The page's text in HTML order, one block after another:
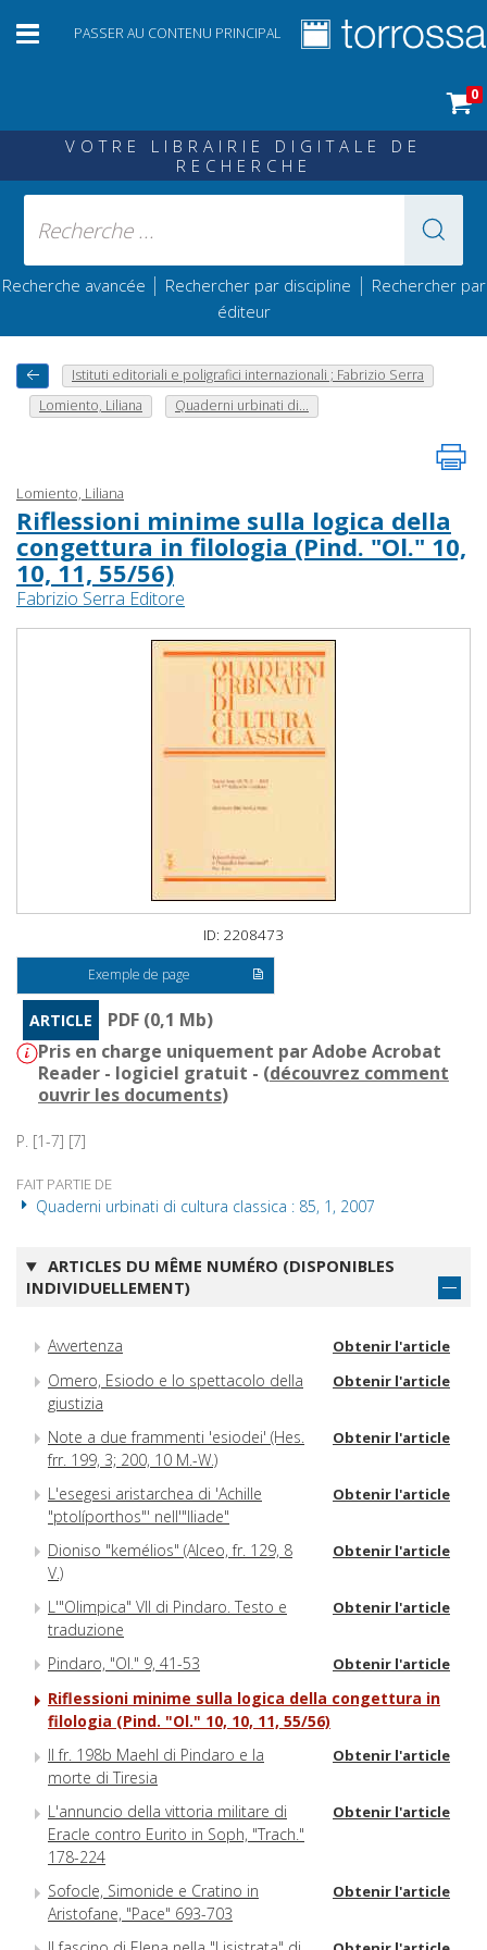
PASSER AU CONTENU PRINCIPAL
0
VOTRE LIBRAIRIE DIGITALE DE
RECHERCHE
Recherche avancée | Rechercher par discipline | Rechercher par
éditeur
Istituti editoriali e poligrafici internazionali ; Fabrizio Serra
Lomiento, Liliana
Quaderni urbinati di...
Lomiento, Liliana
Riflessioni minime sulla logica della
congettura in filologia (Pind. "Ol." 10,
10, 11, 55/56)
Fabrizio Serra Editore
ID: 2208473
Exemple de page
ARTICLE
PDF (0,1 Mb)
Pris en charge uniquement par Adobe Acrobat
Reader - logiciel gratuit - (découvrez comment
ouvrir les documents)
P. [1-7] [7]
FAIT PARTIE DE
Quaderni urbinati di cultura classica : 85, 1, 2007
ARTICLES DU MÊME NUMÉRO (DISPONIBLES
INDIVIDUELLEMENT)
Avvertenza Obtenir l'article
Omero, Esiodo e lo spettacolo della
giustizia
Obtenir l'article
Note a due frammenti 'esiodei' (Hes.
frr. 199, 3; 200, 10 M.-W.)
Obtenir l'article
L'esegesi aristarchea di 'Achille
"ptolíporthos"' nell'"Iliade"
Obtenir l'article
Dioniso "kemélios" (Alceo, fr. 129, 8
V.)
Obtenir l'article
L'"Olimpica" VII di Pindaro. Testo e
traduzione
Obtenir l'article
Pindaro, "Ol." 9, 41-53 Obtenir l'article
Riflessioni minime sulla logica della congettura in
filologia (Pind. "Ol." 10, 10, 11, 55/56)
Il fr. 198b Maehl di Pindaro e la
morte di Tiresia
Obtenir l'article
L'annuncio della vittoria militare di
Eracle contro Eurito in Soph, "Trach."
178-224
Obtenir l'article
Sofocle, Simonide e Cratino in
Aristofane, "Pace" 693-703
Obtenir l'article